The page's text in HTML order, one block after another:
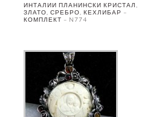
ИНТАЛИИ ПЛАНИНСКИ КРИСТАЛ,
ЗЛАТО, СРЕБРО, КЕХЛИБАР –
КОМПЛЕКТ – N774